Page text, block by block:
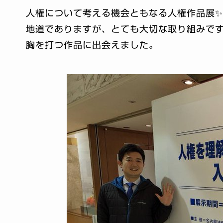
人権について考える機会ともなる人権作品展✨
地道でありますが、とても大切な取り組みで
胸を打つ作品に出会えました。